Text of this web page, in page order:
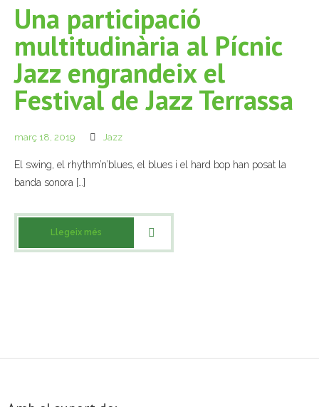
Música clàssica i coral
- Cor Montserrat
- Coral Ohana
- Concerts
Literatura i debat
- Mirall de Glaç
Una participació
multitudinària al Pícnic
Jazz engrandeix el
Festival de Jazz Terrassa
març 18, 2019 Jazz
El swing, el rhythm’n’blues, el blues i el hard bop han posat la
banda sonora […]
Llegeix més